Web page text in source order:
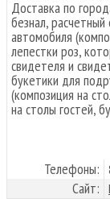
Доставка по
безнал,
автомобиля
лепестки роз,
свидетеля и
букетики для
(композиция на
на столы гостей,
Телефоны:
Сайт: